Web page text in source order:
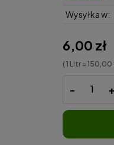
Wysyłka w:
6,00 zł
( 1 Litr = 150,00
- +